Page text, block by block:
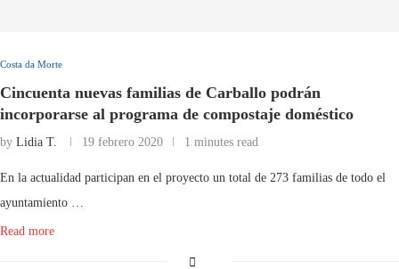
Costa da Morte
Cincuenta nuevas familias de Carballo podrán
incorporarse al programa de compostaje doméstico
by Lidia T. 19 febrero 2020 1 minutes read
En la actualidad participan en el proyecto un total de 273 familias de todo el
ayuntamiento …
Read more